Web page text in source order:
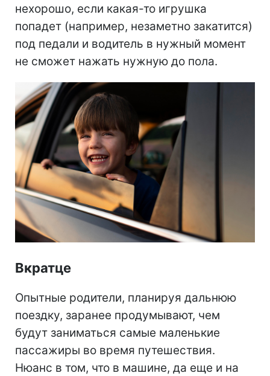
нехорошо, если какая-то игрушка
попадет (например, незаметно закатится)
под педали и водитель в нужный момент
не сможет нажать нужную до пола.
Вкратце
Опытные родители, планируя дальнюю
поездку, заранее продумывают, чем
будут заниматься самые маленькие
пассажиры во время путешествия.
Нюанс в том, что в машине, да еще и на